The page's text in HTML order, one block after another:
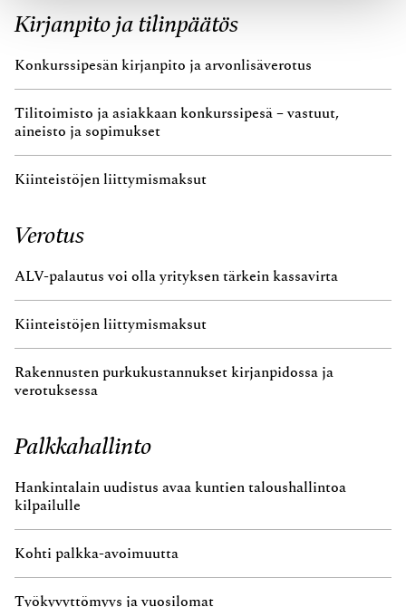
Kirjanpito ja tilinpäätös
Konkurssipesän kirjanpito ja arvonlisäverotus
Tilitoimisto ja asiakkaan konkurssipesä – vastuut,
aineisto ja sopimukset
Kiinteistöjen liittymismaksut
Verotus
ALV-palautus voi olla yrityksen tärkein kassavirta
Kiinteistöjen liittymismaksut
Rakennusten purkukustannukset kirjanpidossa ja
verotuksessa
Palkkahallinto
Hankintalain uudistus avaa kuntien taloushallintoa
kilpailulle
Kohti palkka-avoimuutta
Työkyvyttömyys ja vuosilomat